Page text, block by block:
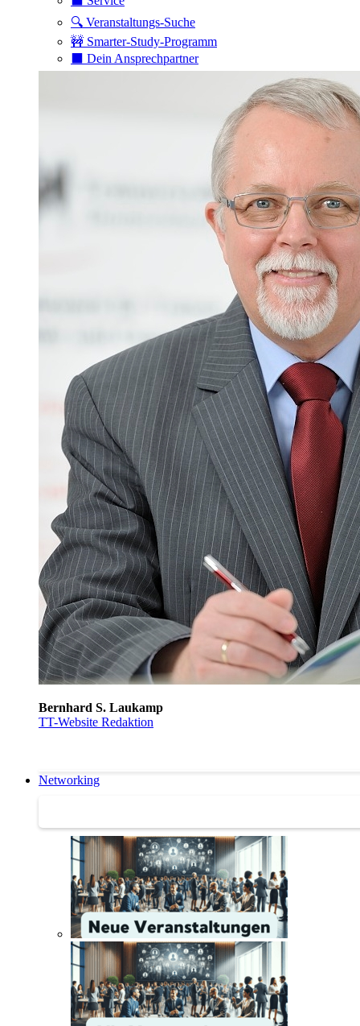
🔍 Veranstaltungs-Suche
🚧 Smarter-Study-Programm
⬛️ Dein Ansprechpartner
Bernhard S. Laukamp
TT-Website Redaktion
Networking